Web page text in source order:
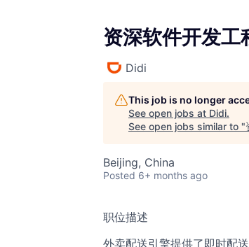
资深软件开发
Didi
This job is no longer
See open jobs at Didi.
See open jobs similar to "
Beijing, China
Posted 6+ months ago
职位描述
外卖配送引擎提供了即时配